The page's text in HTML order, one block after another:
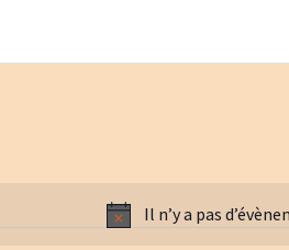
Il n’y a pas